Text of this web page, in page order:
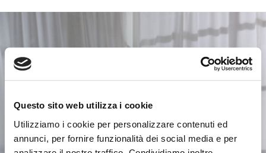
Questo sito web utilizza i cookie
Utilizziamo i cookie per personalizzare contenuti ed
annunci, per fornire funzionalità dei social media e per